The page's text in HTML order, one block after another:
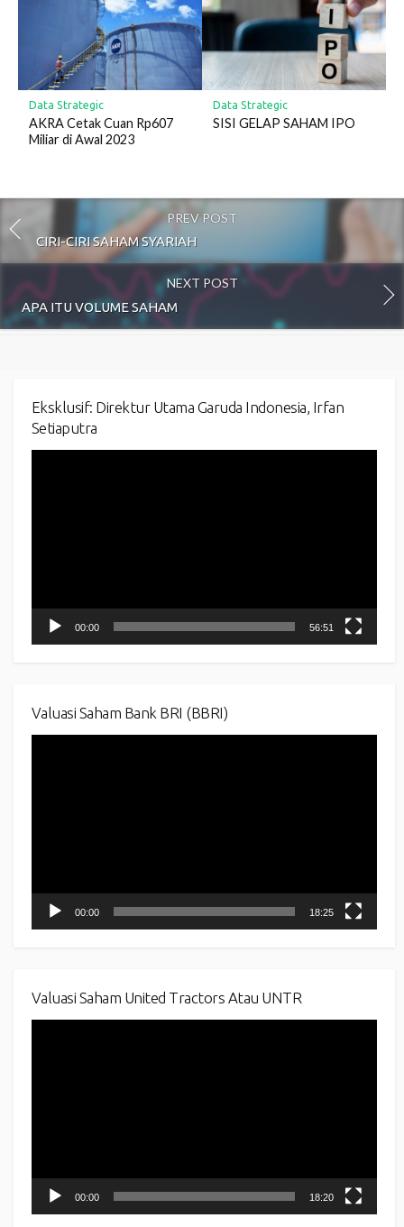
Data Strategic
AKRA Cetak Cuan Rp607
Miliar di Awal 2023
Data Strategic
SISI GELAP SAHAM IPO
PREV POST
CIRI-CIRI SAHAM SYARIAH
NEXT POST
APA ITU VOLUME SAHAM
Eksklusif: Direktur Utama Garuda Indonesia, Irfan
Setiaputra
00:00 56:51
Valuasi Saham Bank BRI (BBRI)
00:00 18:25
Valuasi Saham United Tractors Atau UNTR
00:00 18:20